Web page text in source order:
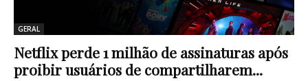
GERAL
Netflix perde 1 milhão de assinaturas após
proibir usuários de compartilharem...